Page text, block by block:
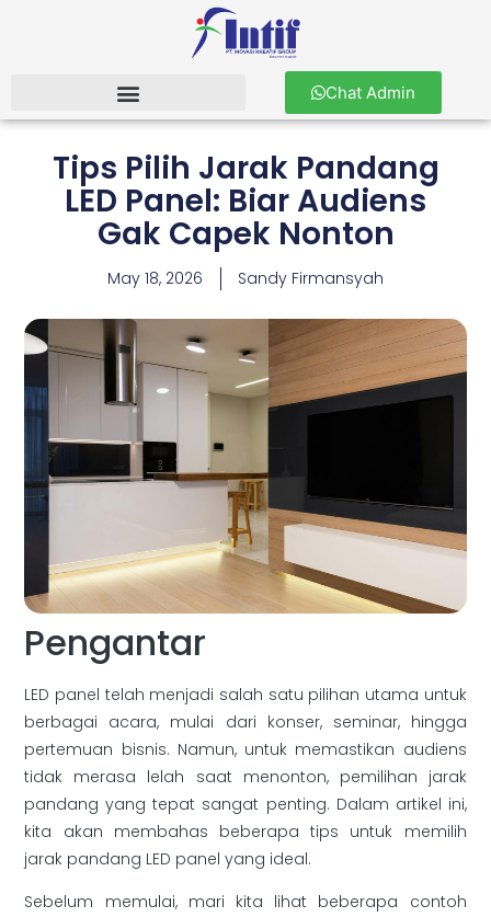
Chat Admin
Tips Pilih Jarak Pandang
LED Panel: Biar Audiens
Gak Capek Nonton
May 18, 2026 Sandy Firmansyah
Pengantar
LED panel telah menjadi salah satu pilihan utama untuk
berbagai acara, mulai dari konser, seminar, hingga
pertemuan bisnis. Namun, untuk memastikan audiens
tidak merasa lelah saat menonton, pemilihan jarak
pandang yang tepat sangat penting. Dalam artikel ini,
kita akan membahas beberapa tips untuk memilih
jarak pandang LED panel yang ideal.
Sebelum memulai, mari kita lihat beberapa contoh